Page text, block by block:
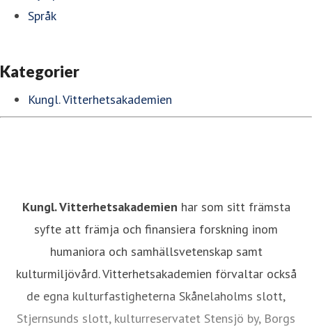
Språk
Kategorier
Kungl. Vitterhetsakademien
Kungl. Vitterhetsakademien har som sitt främsta
syfte att främja och finansiera forskning inom
humaniora och samhällsvetenskap samt
kulturmiljövård. Vitterhetsakademien förvaltar också
de egna kulturfastigheterna Skånelaholms slott,
Stjernsunds slott, kulturreservatet Stensjö by, Borgs